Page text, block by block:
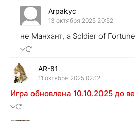
Arpakyc
13 октября 2025 20:52
не Манхант, а Soldier of
AR-81
11 октября 2025 02:12
Игра обновлена 10.10.2025 до